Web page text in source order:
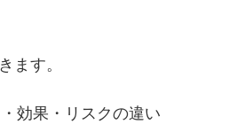
ます。
効果・リスクの違い